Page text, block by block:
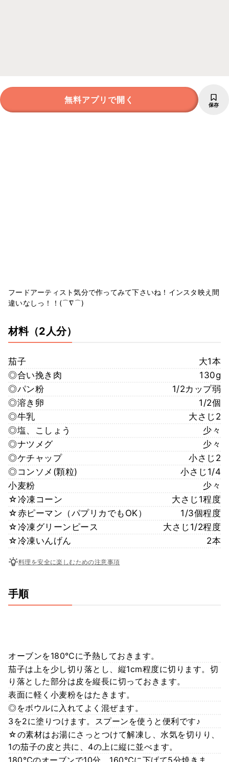
無料アプリで開く 保存
フードアーティスト気分で作ってみて下さいね！インスタ映え間
違いなしっ！！(⌒∇⌒)
材料（2人分）
茄子
大1本
◎合い挽き肉
130g
◎パン粉
1/2カップ弱
◎溶き卵
1/2個
◎牛乳
大さじ2
◎塩、こしょう
少々
◎ナツメグ
少々
◎ケチャップ
小さじ2
◎コンソメ(顆粒)
小さじ1/4
小麦粉
少々
☆冷凍コーン
大さじ1程度
☆赤ピーマン（パプリカでもOK）
1/3個程度
☆冷凍グリーンピース
大さじ1/2程度
☆冷凍いんげん
2本
料理を安全に楽しむための注意事項
手順
オーブンを180℃に予熱しておきます。
茄子は上を少し切り落とし、縦1cm程度に切ります。切
り落とした部分は皮を縦長に切っておきます。
表面に軽く小麦粉をはたきます。
◎をボウルに入れてよく混ぜます。
3を2に塗りつけます。スプーンを使うと便利です♪
☆の素材はお湯にさっとつけて解凍し、水気を切りり、
1の茄子の皮と共に、4の上に縦に並べます。